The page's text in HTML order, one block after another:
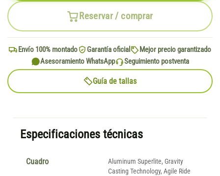
Reservar / comprar
Envío 100% montado Garantía oficial
Mejor precio garantizado
Asesoramiento WhatsApp
Seguimiento postventa
Guía de tallas
Especificaciones técnicas
Cuadro
Aluminum Superlite, Gravity
Casting Technology, Agile Ride